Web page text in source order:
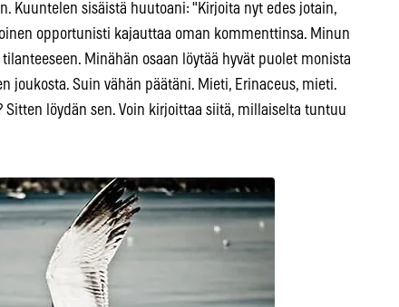
Kuuntelen sisäistä huutoani: "Kirjoita nyt edes jotain,
opportunisti kajauttaa oman kommenttinsa. Minun
Minähän osaan löytää hyvät puolet monista
joukosta. Suin vähän päätäni. Mieti, Erinaceus, mieti.
Sitten löydän sen. Voin kirjoittaa siitä, millaiselta tuntuu